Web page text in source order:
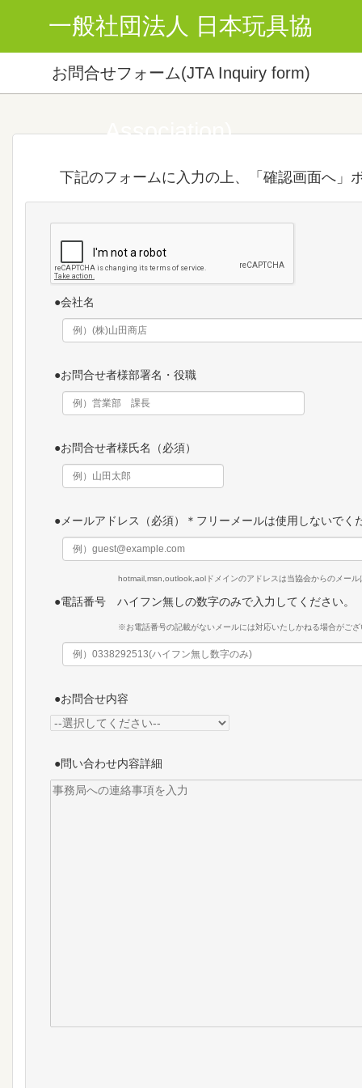
一般社団法人 日本玩具協
(The Japan Toy
Association)
お問合せフォーム(JTA Inquiry form)
下記のフォームに入力の上、「確認画面へ」
●会社名
●お問合せ者様部署名・役職
●お問合せ者様氏名（必須）
●メールアドレス（必須）＊フリーメールは使用しないでく
hotmail,msn,outlook,aolドメインのアドレスは当協会からのメー
●電話番号 ハイフン無しの数字のみで入力してください。
※お電話番号の記載がないメールには対応いたしかねる場合がござ
●お問合せ内容
●問い合わせ内容詳細